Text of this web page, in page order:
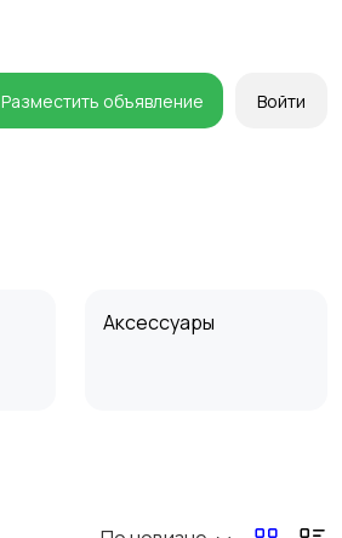
Разместить объявление Войти
Аксессуары